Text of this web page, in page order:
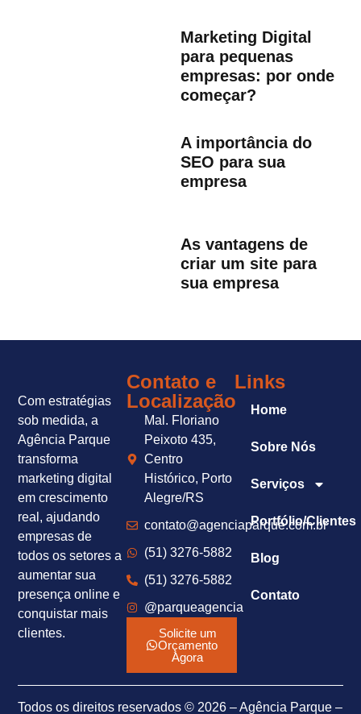
Marketing Digital
para pequenas
empresas: por onde
começar?
A importância do
SEO para sua
empresa
As vantagens de
criar um site para
sua empresa
Com estratégias
sob medida, a
Agência Parque
transforma
marketing digital
em crescimento
real, ajudando
empresas de
todos os setores a
aumentar sua
presença online e
conquistar mais
clientes.
Contato e
Localização
Mal. Floriano
Peixoto 435,
Centro
Histórico, Porto
Alegre/RS
contato@agenciaparque.com.br
(51) 3276-5882
(51) 3276-5882
@parqueagencia
Solicite um
Orçamento
Agora
Links
Home
Sobre Nós
Serviços
Portfólio/Clientes
Blog
Contato
Todos os direitos reservados © 2026 – Agência Parque –